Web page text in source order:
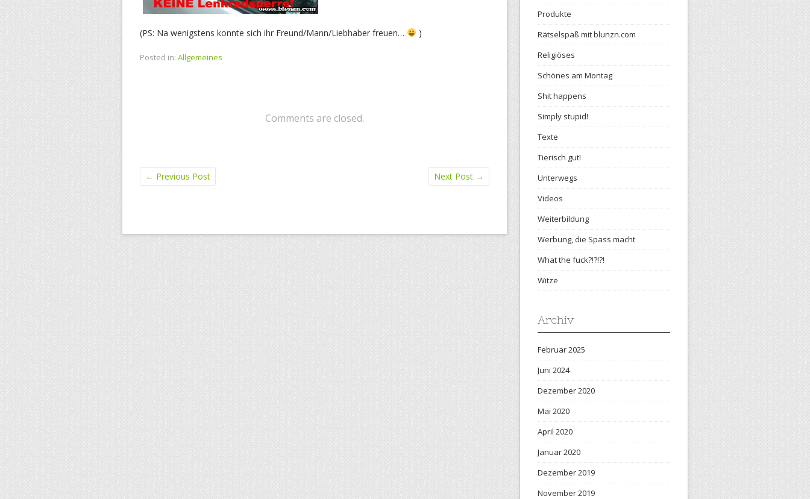
(PS: Na wenigstens konnte sich ihr Freund/Mann/Liebhaber freuen… )
Posted in: Allgemeines
Comments are closed.
← Previous Post Next Post →
Produkte
Rätselspaß mit blunzn.com
Religiöses
Schönes am Montag
Shit happens
Simply stupid!
Texte
Tierisch gut!
Unterwegs
Videos
Weiterbildung
Werbung, die Spass macht
What the fuck?!?!?!
Witze
Archiv
Februar 2025
Juni 2024
Dezember 2020
Mai 2020
April 2020
Januar 2020
Dezember 2019
November 2019